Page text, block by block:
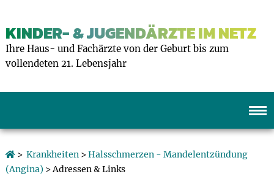
KINDER- & JUGENDÄRZTE IM NETZ
Ihre Haus- und Fachärzte von der Geburt bis zum
vollendeten 21. Lebensjahr
> Krankheiten>Halsschmerzen - Mandelentzündung
(Angina) > Adressen & Links